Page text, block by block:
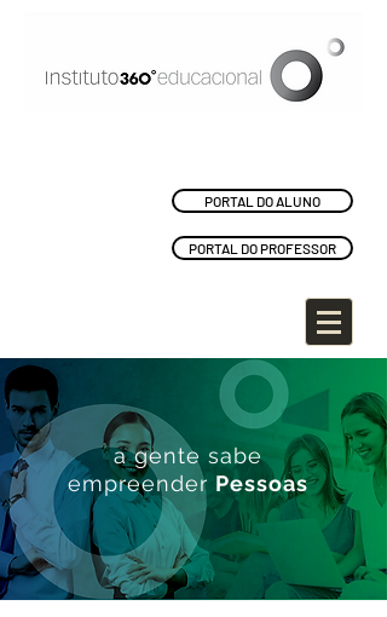
PORTAL DO ALUNO
PORTAL DO PROFESSOR
a gente sabe
empreender Pessoas